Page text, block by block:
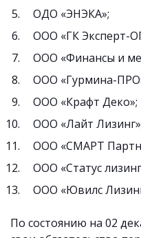
ОДО «ЭНЭКА»;
ООО «ГК Эксперт-
ООО «Финансы и
ООО «Гурмина-
ООО «Крафт Деко»;
ООО «Лайт
ООО «СМАРТ
ООО «Статус
ООО «Ювилс
По состоянию на 02